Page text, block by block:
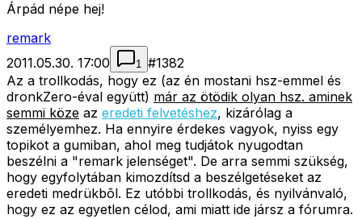
Árpád népe hej!
remark
2011.05.30. 17:00
1 #1382
Az a trollkodás, hogy ez (az én mostani hsz-emmel és
dronkZero-éval együtt) már az ötödik olyan hsz. aminek
semmi köze az eredeti felvetéshez, kizárólag a
személyemhez. Ha ennyire érdekes vagyok, nyiss egy
topikot a gumiban, ahol meg tudjátok nyugodtan
beszélni a "remark jelenséget". De arra semmi szükség,
hogy egyfolytában kimozdítsd a beszélgetéseket az
eredeti medrükbõl. Ez utóbbi trollkodás, és nyilvánvaló,
hogy ez az egyetlen célod, ami miatt ide jársz a fórumra.